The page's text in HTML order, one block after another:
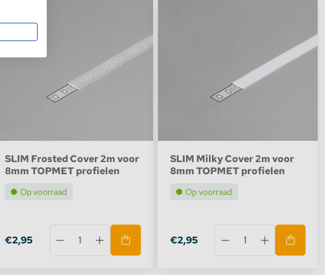
SLIM Frosted Cover 2m voor
8mm TOPMET profielen
Op voorraad
€2,95
SLIM Milky Cover 2m voor
8mm TOPMET profielen
Op voorraad
€2,95